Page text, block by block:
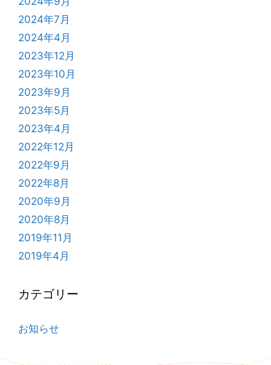
2024年7月
2024年4月
2023年12月
2023年10月
2023年9月
2023年5月
2023年4月
2022年12月
2022年9月
2022年8月
2020年9月
2020年8月
2019年11月
2019年4月
カテゴリー
お知らせ